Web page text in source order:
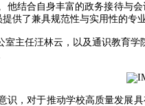
结合自身丰富的政务接待与
供了兼具规范性与实用性的专业
主任汪林云，以及通识教育
，对于推动学校高质量发展